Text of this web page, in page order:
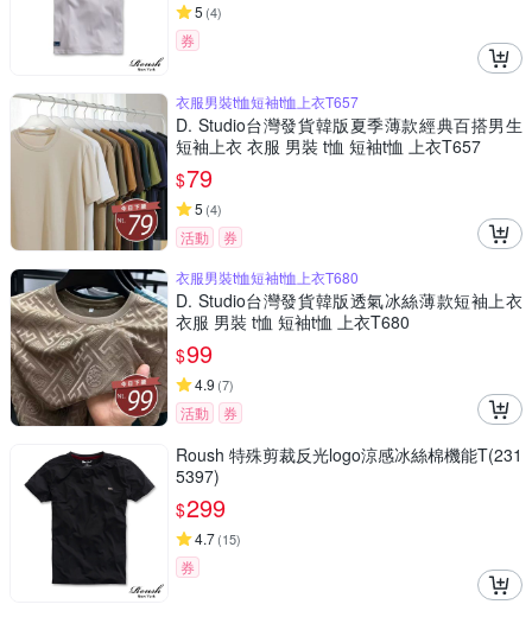
5 (4)
券
衣服男裝t恤短袖t恤上衣T657
D. Studio台灣發貨韓版夏季薄款經典百搭男生
短袖上衣 衣服 男裝 t恤 短袖t恤 上衣T657
$79
5 (4)
活動
券
衣服男裝t恤短袖t恤上衣T680
D. Studio台灣發貨韓版透氣冰絲薄款短袖上衣
衣服 男裝 t恤 短袖t恤 上衣T680
$99
4.9 (7)
活動 券
Roush 特殊剪裁反光logo涼感冰絲棉機能T(231
5397)
$299
4.7(15)
券